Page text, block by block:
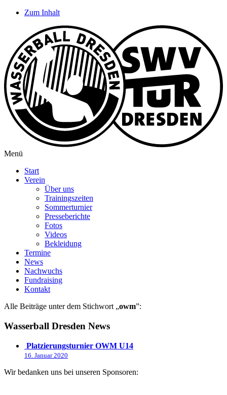
Zum Inhalt
Menü
Start
Verein
Über uns
Trainingszeiten
Sommerturnier
Presseberichte
Fotos
Videos
Bekleidung
Termine
News
Nachwuchs
Fundraising
Kontakt
Alle Beiträge unter dem Stichwort „owm”:
Wasserball Dresden News
Platzierungsturnier OWM U14
16. Januar 2020
Wir bedanken uns bei unseren Sponsoren: